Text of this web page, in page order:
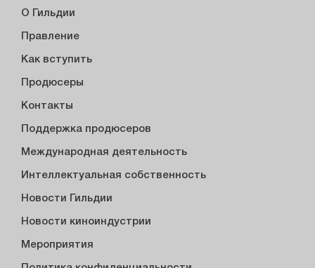
О Гильдии
Правление
Как вступить
Продюсеры
Контакты
Поддержка продюсеров
Международная деятельность
Интеллектуальная собственность
Новости Гильдии
Новости киноиндустрии
Мероприятия